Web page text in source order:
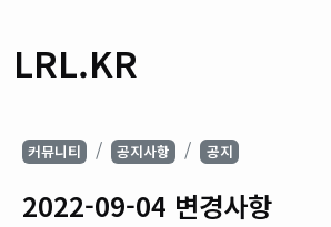
LRL.KR
커뮤니티 공지사항 공지
2022-09-04 변경사항